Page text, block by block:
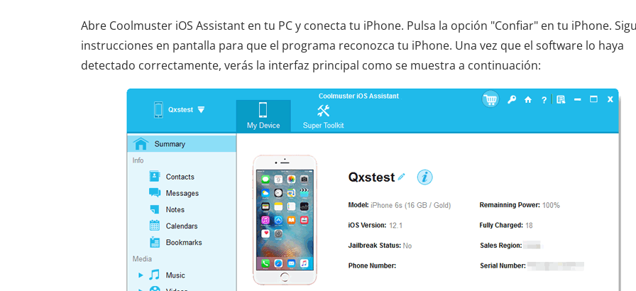
Abre Coolmuster iOS Assistant en tu PC y conecta tu iPhone. Pulsa la opción "Confiar" en tu iPhone.
instrucciones en pantalla para que el programa reconozca tu iPhone. Una vez que el software lo haya
detectado correctamente, verás la interfaz principal como se muestra a continuación: